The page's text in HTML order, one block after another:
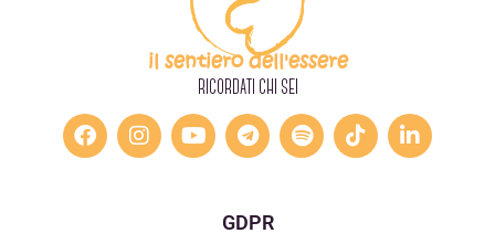
il sentiero dell'essere
RICORDATI CHI SEI
GDPR